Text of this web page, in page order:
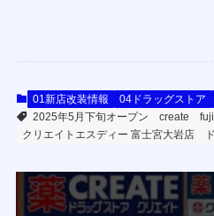
01新店改装情報 04ドラッグストア
2025年5月下旬オープン
create
クリエイトエスディー 富士宮大岩店